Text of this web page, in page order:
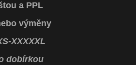
a PPL
výměny
-XXXXXL
dobírkou